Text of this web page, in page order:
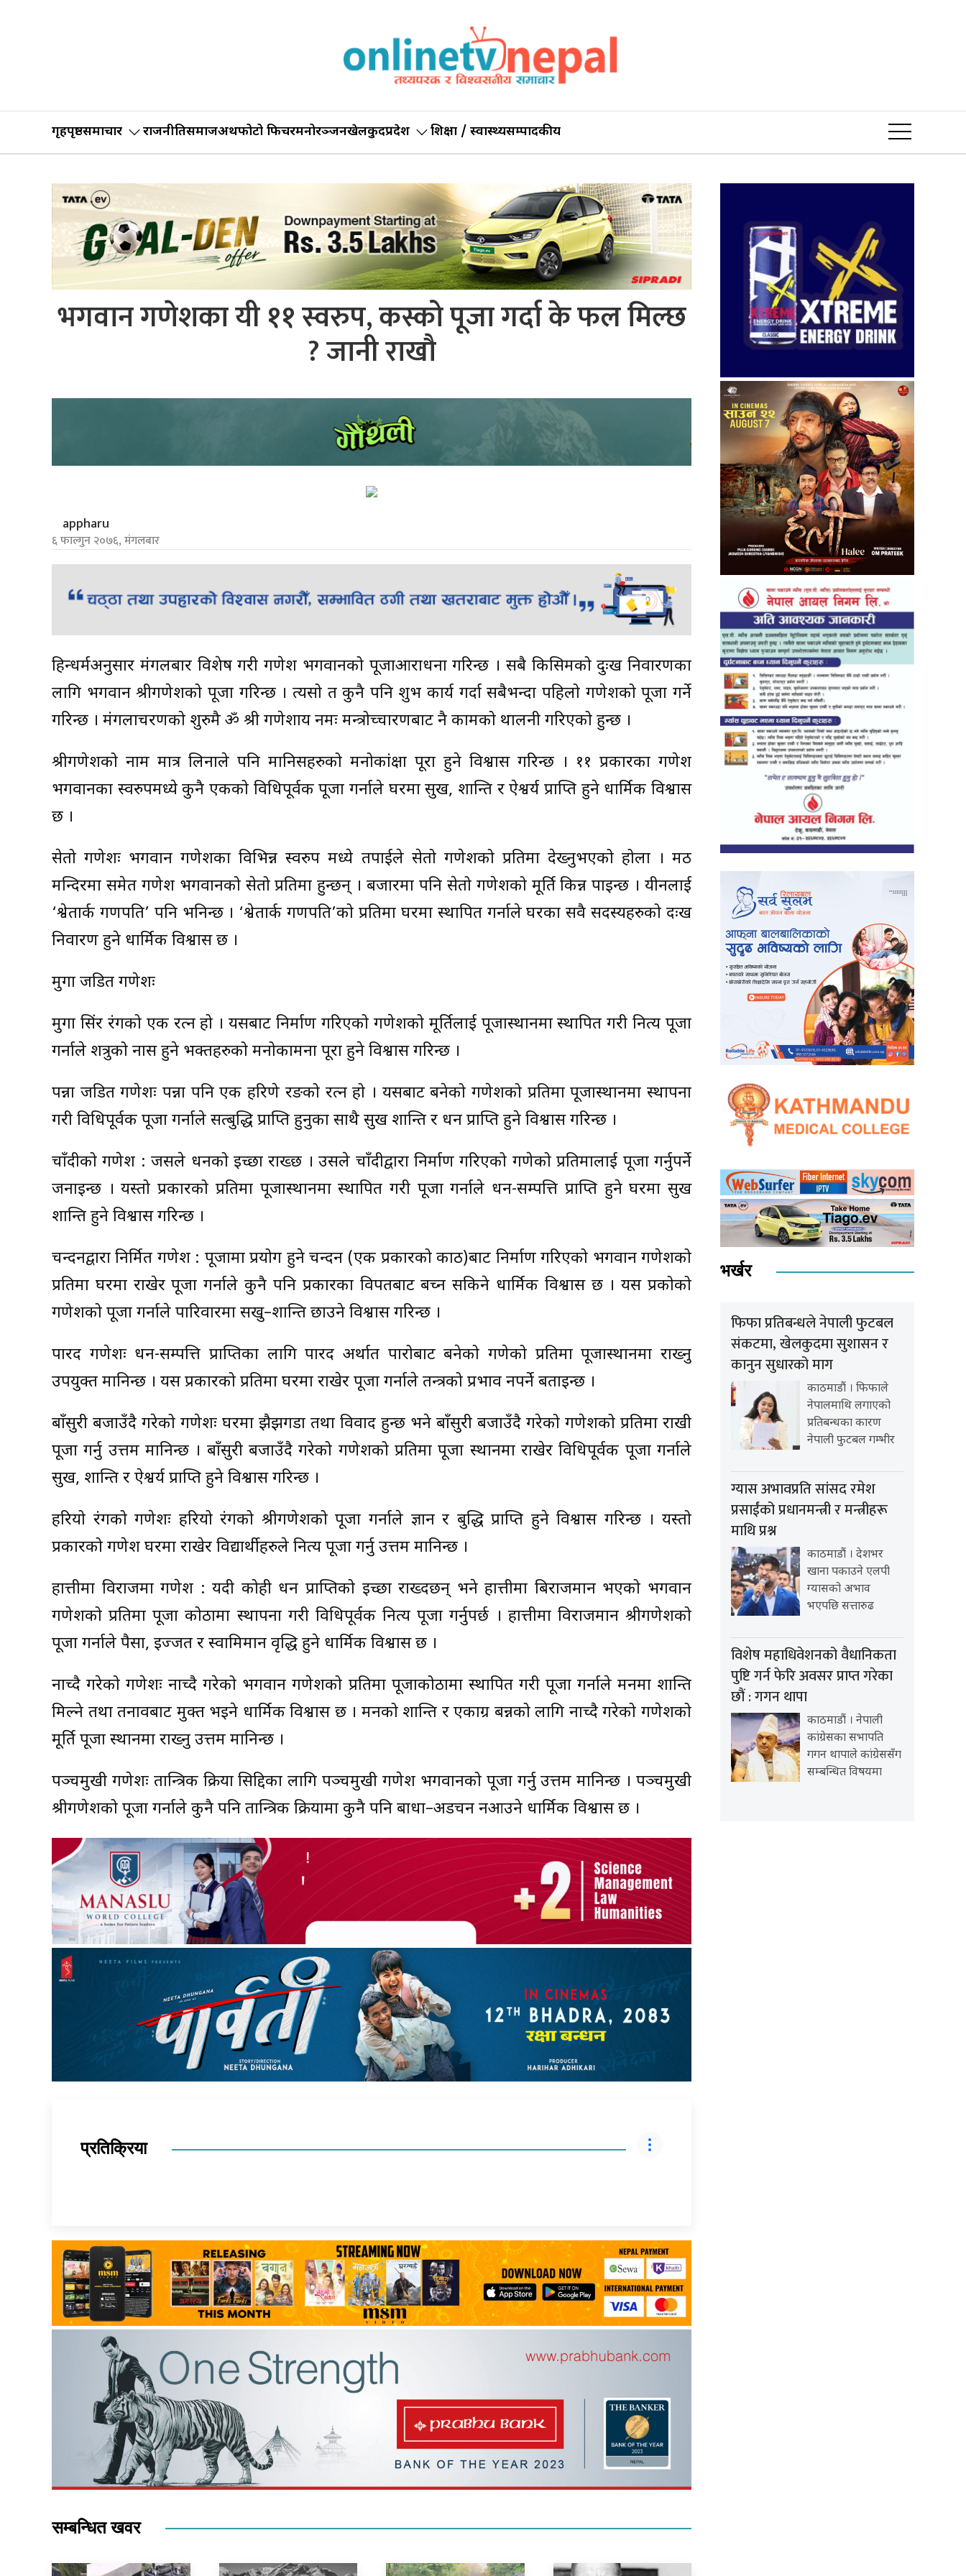
गृहपृष्ठसमाचार राजनीतिसमाजअर्थफोटो फिचरमनोरञ्जनखेलकुदप्रदेश शिक्षा / स्वास्थ्यसम्पादकीय
भगवान गणेशका यी ११ स्वरुप, कस्को पूजा गर्दा के फल मिल्छ
? जानी राखौ
appharu
६ फाल्गुन २०७६, मंगलबार
हिन्दूधर्मअनुसार मंगलबार विशेष गरी गणेश भगवानको पूजाआराधना गरिन्छ । सबै किसिमको दुःख निवारणका
लागि भगवान श्रीगणेशको पूजा गरिन्छ । त्यसो त कुनै पनि शुभ कार्य गर्दा सबैभन्दा पहिलो गणेशको पूजा गर्ने
गरिन्छ । मंगलाचरणको शुरुमै ॐ श्री गणेशाय नमः मन्त्रोच्चारणबाट नै कामको थालनी गरिएको हुन्छ ।
श्रीगणेशको नाम मात्र लिनाले पनि मानिसहरुको मनोकांक्षा पूरा हुने विश्वास गरिन्छ । ११ प्रकारका गणेश
भगवानका स्वरुपमध्ये कुनै एकको विधिपूर्वक पूजा गर्नाले घरमा सुख, शान्ति र ऐश्वर्य प्राप्ति हुने धार्मिक विश्वास
छ ।
सेतो गणेशः भगवान गणेशका विभिन्न स्वरुप मध्ये तपाईले सेतो गणेशको प्रतिमा देख्नुभएको होला । मठ
मन्दिरमा समेत गणेश भगवानको सेतो प्रतिमा हुन्छन् । बजारमा पनि सेतो गणेशको मूर्ति किन्न पाइन्छ । यीनलाई
‘श्वेतार्क गणपति’ पनि भनिन्छ । ‘श्वेतार्क गणपति’को प्रतिमा घरमा स्थापित गर्नाले घरका सवै सदस्यहरुको दःख
निवारण हुने धार्मिक विश्वास छ ।
मुगा जडित गणेशः
मुगा सिंदूर रंगको एक रत्न हो । यसबाट निर्माण गरिएको गणेशको मूर्तिलाई पूजास्थानमा स्थापित गरी नित्य पूजा
गर्नाले शत्रुको नास हुने भक्तहरुको मनोकामना पूरा हुने विश्वास गरिन्छ ।
पन्ना जडित गणेशः पन्ना पनि एक हरिणे रङको रत्न हो । यसबाट बनेको गणेशको प्रतिमा पूजास्थानमा स्थापना
गरी विधिपूर्वक पूजा गर्नाले सत्बुद्धि प्राप्ति हुनुका साथै सुख शान्ति र धन प्राप्ति हुने विश्वास गरिन्छ ।
चाँदीको गणेश : जसले धनको इच्छा राख्छ । उसले चाँदीद्वारा निर्माण गरिएको गणेको प्रतिमालाई पूजा गर्नुपर्ने
जनाइन्छ । यस्तो प्रकारको प्रतिमा पूजास्थानमा स्थापित गरी पूजा गर्नाले धन-सम्पत्ति प्राप्ति हुने घरमा सुख
शान्ति हुने विश्वास गरिन्छ ।
चन्दनद्वारा निर्मित गणेश : पूजामा प्रयोग हुने चन्दन (एक प्रकारको काठ)बाट निर्माण गरिएको भगवान गणेशको
प्रतिमा घरमा राखेर पूजा गर्नाले कुनै पनि प्रकारका विपतबाट बच्न सकिने धार्मिक विश्वास छ । यस प्रकोको
गणेशको पूजा गर्नाले पारिवारमा सखु–शान्ति छाउने विश्वास गरिन्छ ।
पारद गणेशः धन-सम्पत्ति प्राप्तिका लागि पारद अर्थात पारोबाट बनेको गणेको प्रतिमा पूजास्थानमा राख्नु
उपयुक्त मानिन्छ । यस प्रकारको प्रतिमा घरमा राखेर पूजा गर्नाले तन्त्रको प्रभाव नपर्ने बताइन्छ ।
बाँसुरी बजाउँदै गरेको गणेशः घरमा झैझगडा तथा विवाद हुन्छ भने बाँसुरी बजाउँदै गरेको गणेशको प्रतिमा राखी
पूजा गर्नु उत्तम मानिन्छ । बाँसुरी बजाउँदै गरेको गणेशको प्रतिमा पूजा स्थानमा राखेर विधिपूर्वक पूजा गर्नाले
सुख, शान्ति र ऐश्वर्य प्राप्ति हुने विश्वास गरिन्छ ।
हरियो रंगको गणेशः हरियो रंगको श्रीगणेशको पूजा गर्नाले ज्ञान र बुद्धि प्राप्ति हुने विश्वास गरिन्छ । यस्तो
प्रकारको गणेश घरमा राखेर विद्यार्थीहरुले नित्य पूजा गर्नु उत्तम मानिन्छ ।
हात्तीमा विराजमा गणेश : यदी कोही धन प्राप्तिको इच्छा राख्दछन् भने हात्तीमा बिराजमान भएको भगवान
गणेशको प्रतिमा पूजा कोठामा स्थापना गरी विधिपूर्वक नित्य पूजा गर्नुपर्छ । हात्तीमा विराजमान श्रीगणेशको
पूजा गर्नाले पैसा, इज्जत र स्वामिमान वृद्धि हुने धार्मिक विश्वास छ ।
नाच्दै गरेको गणेशः नाच्दै गरेको भगवान गणेशको प्रतिमा पूजाकोठामा स्थापित गरी पूजा गर्नाले मनमा शान्ति
मिल्ने तथा तनावबाट मुक्त भइने धार्मिक विश्वास छ । मनको शान्ति र एकाग्र बन्नको लागि नाच्दै गरेको गणेशको
मूर्ति पूजा स्थानमा राख्नु उत्तम मानिन्छ ।
पञ्चमुखी गणेशः तान्त्रिक क्रिया सिद्दिका लागि पञ्चमुखी गणेश भगवानको पूजा गर्नु उत्तम मानिन्छ । पञ्चमुखी
श्रीगणेशको पूजा गर्नाले कुनै पनि तान्त्रिक क्रियामा कुनै पनि बाधा–अडचन नआउने धार्मिक विश्वास छ ।
प्रतिक्रिया
सम्बन्धित खवर
भर्खर
फिफा प्रतिबन्धले नेपाली फुटबल
संकटमा, खेलकुदमा सुशासन र
कानुन सुधारको माग
काठमाडौं । फिफाले
नेपालमाथि लगाएको
प्रतिबन्धका कारण
नेपाली फुटबल गम्भीर
ग्यास अभावप्रति सांसद रमेश
प्रसाईंको प्रधानमन्त्री र मन्त्रीहरू
माथि प्रश्न
काठमाडौं । देशभर
खाना पकाउने एलपी
ग्यासको अभाव
भएपछि सत्तारुढ
विशेष महाधिवेशनको वैधानिकता
पुष्टि गर्न फेरि अवसर प्राप्त गरेका
छौं : गगन थापा
काठमाडौं । नेपाली
कांग्रेसका सभापति
गगन थापाले कांग्रेससँग
सम्बन्धित विषयमा